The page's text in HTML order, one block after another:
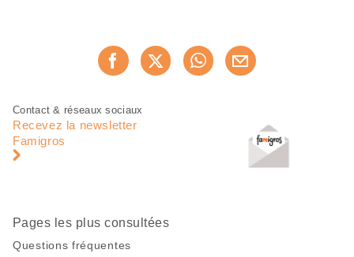
Recommander maintenant
Pied
page
Navigation
pied
Contact & réseaux sociaux
Recevez la newsletter
Famigros
Pages les plus consultées
Questions fréquentes